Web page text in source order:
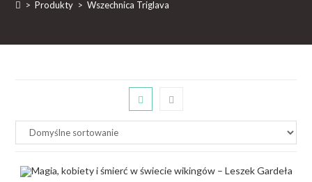
> Produkty > Wszechnica Triglava